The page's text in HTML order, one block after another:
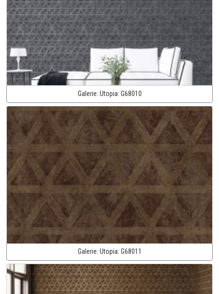
Galerie: Utopia: G68010
Galerie: Utopia: G68011